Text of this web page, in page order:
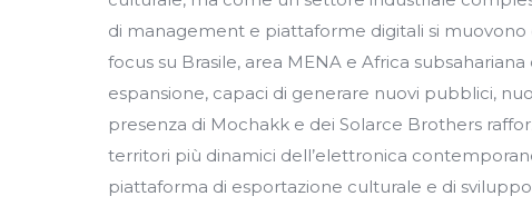
di management e piattaforme digitali si
focus su Brasile, area MENA e Africa
espansione, capaci di generare nuovi pubblici,
presenza di Mochakk e dei Solarce Brothers
territori più dinamici dell’elettronica
piattaforma di esportazione culturale e di